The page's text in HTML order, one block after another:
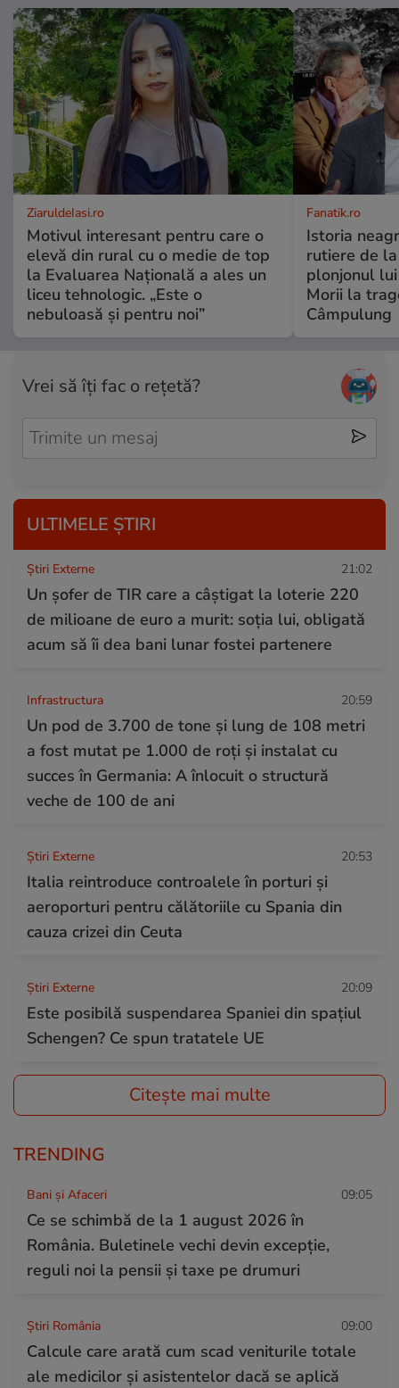
ZiaruldeIasi.ro
Motivul interesant pentru care o
elevă din rural cu o medie de top
la Evaluarea Națională a ales un
liceu tehnologic. „Este o
nebuloasă și pentru noi”
Fanatik.ro
Istoria
rutiere de
plonjonul
Morii la
Câmpulung
Vrei să îți fac o rețetă?
ULTIMELE ȘTIRI
Știri Externe 21:02
Un șofer de TIR care a câștigat la loterie 220
de milioane de euro a murit: soția lui, obligată
acum să îi dea bani lunar fostei partenere
Infrastructura 20:59
Un pod de 3.700 de tone și lung de 108 metri
a fost mutat pe 1.000 de roți și instalat cu
succes în Germania: A înlocuit o structură
veche de 100 de ani
Știri Externe 20:53
Italia reintroduce controalele în porturi și
aeroporturi pentru călătoriile cu Spania din
cauza crizei din Ceuta
Știri Externe 20:09
Este posibilă suspendarea Spaniei din spațiul
Schengen? Ce spun tratatele UE
Citește mai multe
TRENDING
Bani și Afaceri 09:05
Ce se schimbă de la 1 august 2026 în
România. Buletinele vechi devin excepție,
reguli noi la pensii și taxe pe drumuri
Știri România 09:00
Calcule care arată cum scad veniturile totale
ale medicilor și asistentelor dacă se aplică